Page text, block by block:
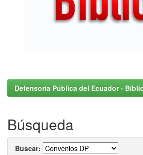
Defensoría Pública del Ecuador -
Búsqueda
Buscar: